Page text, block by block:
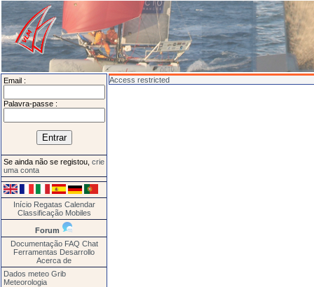
Email :
Palavra-passe :
Se ainda não se registou, crie
uma conta
Início Regatas Calendar
Classificação Mobiles
Forum
Documentação FAQ Chat
Ferramentas Desarrollo
Acerca de
Dados meteo Grib
Meteorologia
Access restricted